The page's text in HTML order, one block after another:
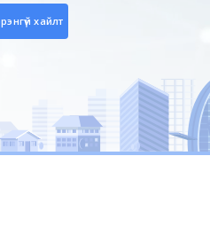
хайлт